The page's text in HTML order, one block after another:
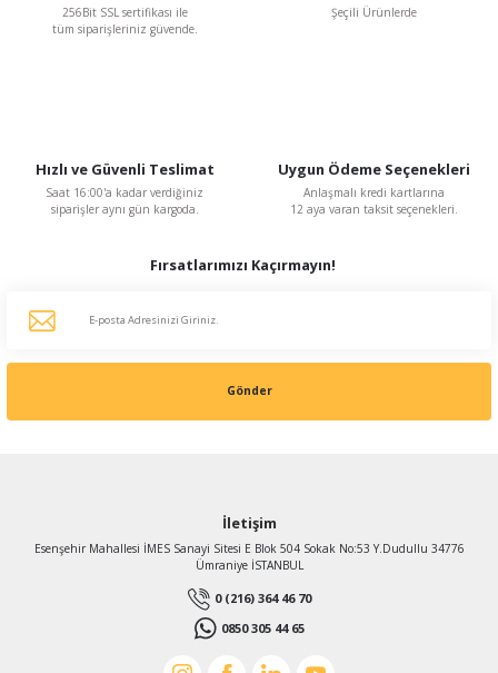
256Bit SSL sertifikası ile
tüm siparişleriniz güvende.
Şeçili Ürünlerde
Hızlı ve Güvenli Teslimat
Saat 16:00'a kadar verdiğiniz
siparişler aynı gün kargoda.
Uygun Ödeme Seçenekleri
Anlaşmalı kredi kartlarına
12 aya varan taksit seçenekleri.
Fırsatlarımızı Kaçırmayın!
Gönder
İletişim
Esenşehir Mahallesi İMES Sanayi Sitesi E Blok 504 Sokak No:53 Y.Dudullu 34776
Ümraniye İSTANBUL
0 (216) 364 46 70
0850 305 44 65